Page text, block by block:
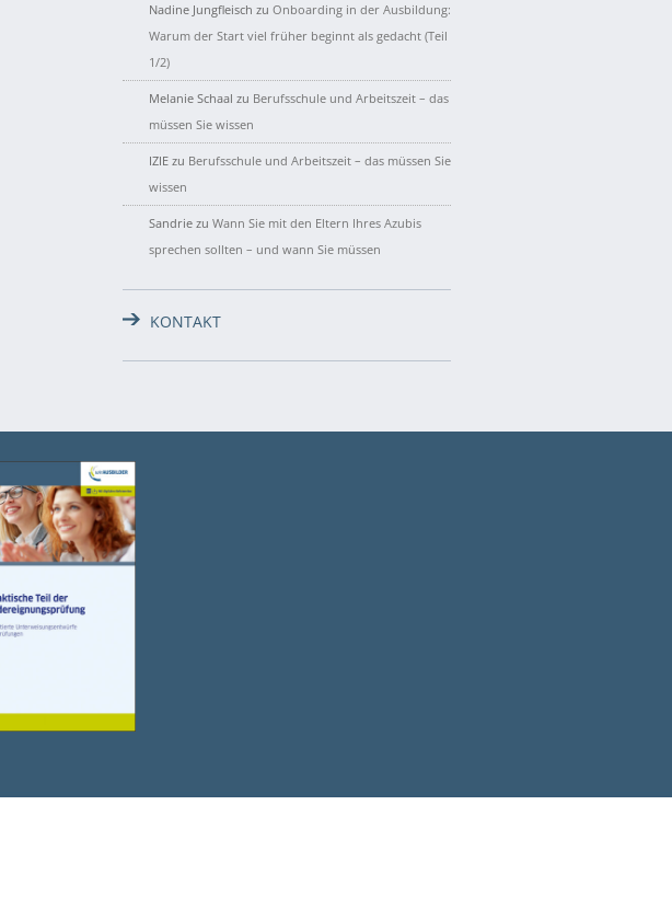
Nadine Jungfleisch zu Onboarding in der Ausbildung:
Warum der Start viel früher beginnt als gedacht (Teil
1/2)
Melanie Schaal zu Berufsschule und Arbeitszeit – das
müssen Sie wissen
IZIE zu Berufsschule und Arbeitszeit – das müssen Sie
wissen
Sandrie zu Wann Sie mit den Eltern Ihres Azubis
sprechen sollten – und wann Sie müssen
KONTAKT